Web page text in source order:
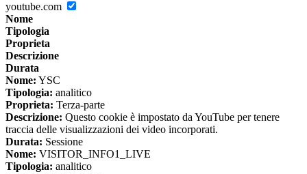
youtube.com
Nome
Tipologia
Proprieta
Descrizione
Durata
Nome: YSC
Tipologia: analitico
Proprieta: Terza-parte
Descrizione: Questo cookie è impostato da YouTube per tenere
traccia delle visualizzazioni dei video incorporati.
Durata: Sessione
Nome: VISITOR_INFO1_LIVE
Tipologia: analitico